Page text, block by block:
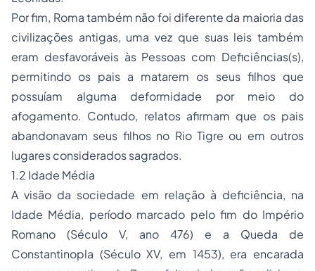
Por fim, Roma também não foi diferente da maioria das
civilizações antigas, uma vez que suas leis também
eram desfavoráveis às Pessoas com Deficiências(s),
permitindo os pais a matarem os seus filhos que
possuíam alguma deformidade por meio do
afogamento. Contudo, relatos afirmam que os pais
abandonavam seus filhos no Rio Tigre ou em outros
lugares considerados sagrados.
1.2 Idade Média
A visão da sociedade em relação à deficiência, na
Idade Média, período marcado pelo fim do Império
Romano (Século V, ano 476) e a Queda de
Constantinopla (Século XV, em 1453), era encarada